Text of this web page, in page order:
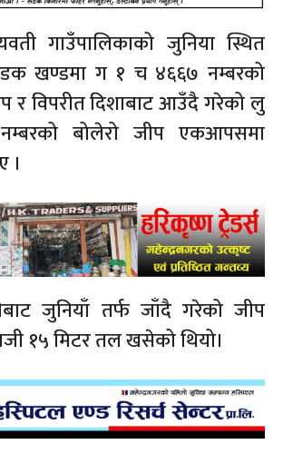
गाउँपालिकाको जुनिया स्थित
खण्डमा ग १ च ४६६७ नम्बरको
र विपरीत दिशाबाट आउँदै गरेको लु
बोलेरो जीप एकआपसमा
।
जुनियाँ तर्फ जाँदै गरेको जीप
१५ मिटर तल खसेको थियो।